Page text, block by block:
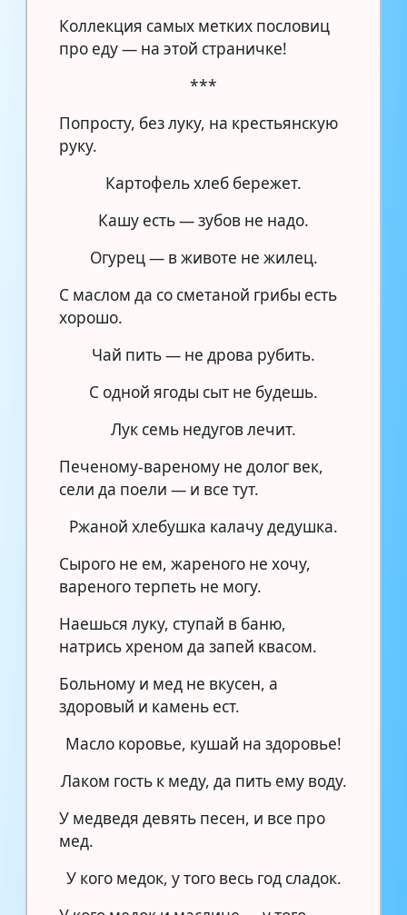
Коллекция самых метких пословиц
про еду — на этой страничке!
***
Попросту, без луку, на крестьянскую
руку.
Картофель хлеб бережет.
Кашу есть — зубов не надо.
Огурец — в животе не жилец.
С маслом да со сметаной грибы есть
хорошо.
Чай пить — не дрова рубить.
С одной ягоды сыт не будешь.
Лук семь недугов лечит.
Печеному-вареному не долог век,
сели да поели — и все тут.
Ржаной хлебушка калачу дедушка.
Сырого не ем, жареного не хочу,
вареного терпеть не могу.
Наешься луку, ступай в баню,
натрись хреном да запей квасом.
Больному и мед не вкусен, а
здоровый и камень ест.
Масло коровье, кушай на здоровье!
Лаком гость к меду, да пить ему воду.
У медведя девять песен, и все про
мед.
У кого медок, у того весь год сладок.